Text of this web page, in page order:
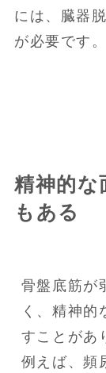
には、臓器
が必要です。
精神的な
もある
骨盤底筋が
く、精神的
すことがあ
例えば、頻